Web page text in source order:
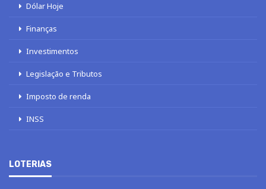
Dólar Hoje
Finanças
Investimentos
Legislação e Tributos
Imposto de renda
INSS
LOTERIAS